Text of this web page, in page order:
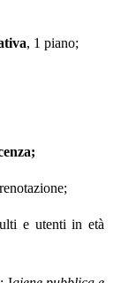
, 1 piano;
e utenti in età